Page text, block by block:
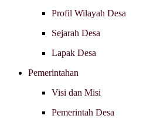
Profil Wilayah Desa
Sejarah Desa
Lapak Desa
Pemerintahan
Visi dan Misi
Pemerintah Desa